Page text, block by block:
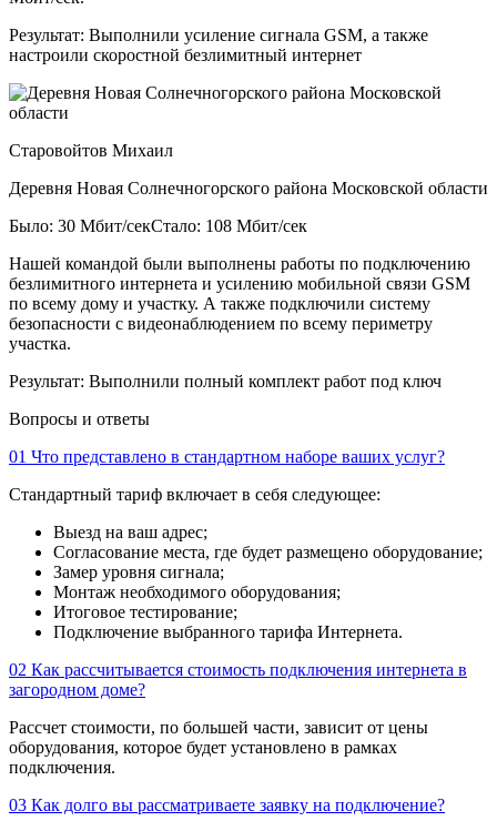
Результат: Выполнили усиление сигнала GSM, а также
настроили скоростной безлимитный интернет
Старовойтов Михаил
Деревня Новая Солнечногорского района Московской области
Было: 30 Мбит/секСтало: 108 Мбит/сек
Нашей командой были выполнены работы по подключению
безлимитного интернета и усилению мобильной связи GSM
по всему дому и участку. А также подключили систему
безопасности с видеонаблюдением по всему периметру
участка.
Результат: Выполнили полный комплект работ под ключ
Вопросы и ответы
01 Что представлено в стандартном наборе ваших услуг?
Стандартный тариф включает в себя следующее:
Выезд на ваш адрес;
Согласование места, где будет размещено оборудование;
Замер уровня сигнала;
Монтаж необходимого оборудования;
Итоговое тестирование;
Подключение выбранного тарифа Интернета.
02 Как рассчитывается стоимость подключения интернета в
загородном доме?
Рассчет стоимости, по большей части, зависит от цены
оборудования, которое будет установлено в рамках
подключения.
03 Как долго вы рассматриваете заявку на подключение?